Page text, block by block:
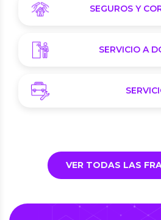
SEGUROS Y
SERVICIO A
VER TODAS LAS